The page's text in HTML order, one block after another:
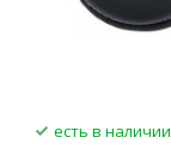
есть в наличии